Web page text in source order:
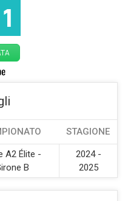
1
STAGIONE
A2 Élite -
B
2024 -
2025